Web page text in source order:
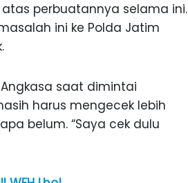
perbuatannya selama ini.
ini ke Polda Jatim
Angkasa saat dimintai
harus mengecek lebih
belum. “Saya cek dulu